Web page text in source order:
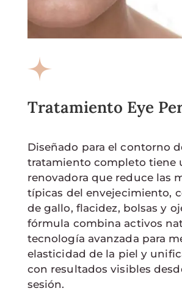
Tratamiento Eye
Diseñado para el contorno
tratamiento completo tiene
renovadora que reduce las
típicas del envejecimiento,
de gallo, flacidez, bolsas y
fórmula combina activos
tecnología avanzada para
elasticidad de la piel y
con resultados visibles
sesión.